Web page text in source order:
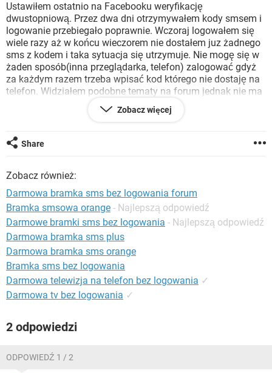
WINDOWS 10
SPOTIFY NETFLIX
INSTAGRAM FACEBOOK
WINDOWS 10
Ustawiłem ostatnio na Facebooku weryfikację
dwustopniową. Przez dwa dni otrzymywałem kody smsem i
logowanie przebiegało poprawnie. Wczoraj logowałem się
wiele razy aż w końcu wieczorem nie dostałem juz żadnego
sms z kodem i taka sytuacja się utrzymuje. Nie mogę się w
żaden sposób(inna przeglądarka, telefon) zalogować gdyż
za każdym razem trzeba wpisać kod którego nie dostaję na
telefon. Widziałem podobne tematy na forum jednak nie ma
dla mnie skutecznego rozwiązania. Czy ktoś może pomóc. Z
góry dziękuję za odpowiedź.
"Nie masz kodu?
Sprawdź powiadomienia w innej przeglądarce lub telefonie,
w których jesteś zalogowany(a).
Użyj wiadomości sms
Chcę dostać SMS z kodem logowania
Ze względów bezpieczeństwa ograniczamy liczbę próśb o
kody zabezpieczające w określonym czasie. Aby uzyskać
pomoc w uzyskaniu dostępu do konta, dowiedz się więcej
lub spróbuj później "
Zobacz więcej
Share
Zobacz również:
Darmowa bramka sms bez logowania forum
Bramka smsowa orange - Najlepszą odpowiedź
Darmowe bramki sms bez logowania - Najlepszą odpowiedź
Darmowa bramka sms plus
Darmowa bramka sms orange
Bramka sms bez logowania
Darmowa telewizja na telefon bez logowania ✓
Darmowa tv bez logowania ✓
2 odpowiedzi
ODPOWIEDŹ 1 / 2